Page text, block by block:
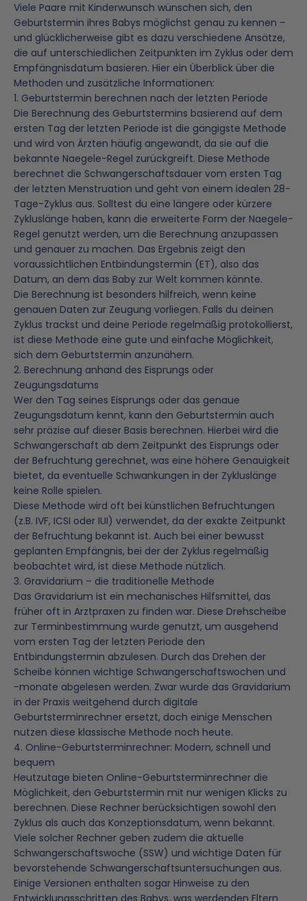
Viele Paare mit Kinderwunsch wünschen sich, den
Geburtstermin ihres Babys möglichst genau zu kennen –
und glücklicherweise gibt es dazu verschiedene Ansätze,
die auf unterschiedlichen Zeitpunkten im Zyklus oder dem
Empfängnisdatum basieren. Hier ein Überblick über die
Methoden und zusätzliche Informationen:
1. Geburtstermin berechnen nach der letzten Periode
Die Berechnung des Geburtstermins basierend auf dem
ersten Tag der letzten Periode ist die gängigste Methode
und wird von Ärzten häufig angewandt, da sie auf die
bekannte Naegele-Regel zurückgreift. Diese Methode
berechnet die Schwangerschaftsdauer vom ersten Tag
der letzten Menstruation und geht von einem idealen 28-
Tage-Zyklus aus. Solltest du eine längere oder kürzere
Zykluslänge haben, kann die erweiterte Form der Naegele-
Regel genutzt werden, um die Berechnung anzupassen
und genauer zu machen. Das Ergebnis zeigt den
voraussichtlichen Entbindungstermin (ET), also das
Datum, an dem das Baby zur Welt kommen könnte.
Die Berechnung ist besonders hilfreich, wenn keine
genauen Daten zur Zeugung vorliegen. Falls du deinen
Zyklus trackst und deine Periode regelmäßig protokollierst,
ist diese Methode eine gute und einfache Möglichkeit,
sich dem Geburtstermin anzunähern.
2. Berechnung anhand des Eisprungs oder
Zeugungsdatums
Wer den Tag seines Eisprungs oder das genaue
Zeugungsdatum kennt, kann den Geburtstermin auch
sehr präzise auf dieser Basis berechnen. Hierbei wird die
Schwangerschaft ab dem Zeitpunkt des Eisprungs oder
der Befruchtung gerechnet, was eine höhere Genauigkeit
bietet, da eventuelle Schwankungen in der Zykluslänge
keine Rolle spielen.
Diese Methode wird oft bei künstlichen Befruchtungen
(z.B. IVF, ICSI oder IUI) verwendet, da der exakte Zeitpunkt
der Befruchtung bekannt ist. Auch bei einer bewusst
geplanten Empfängnis, bei der der Zyklus regelmäßig
beobachtet wird, ist diese Methode nützlich.
3. Gravidarium – die traditionelle Methode
Das Gravidarium ist ein mechanisches Hilfsmittel, das
früher oft in Arztpraxen zu finden war. Diese Drehscheibe
zur Terminbestimmung wurde genutzt, um ausgehend
vom ersten Tag der letzten Periode den
Entbindungstermin abzulesen. Durch das Drehen der
Scheibe können wichtige Schwangerschaftswochen und
-monate abgelesen werden. Zwar wurde das Gravidarium
in der Praxis weitgehend durch digitale
Geburtsterminrechner ersetzt, doch einige Menschen
nutzen diese klassische Methode noch heute.
4. Online-Geburtsterminrechner: Modern, schnell und
bequem
Heutzutage bieten Online-Geburtsterminrechner die
Möglichkeit, den Geburtstermin mit nur wenigen Klicks zu
berechnen. Diese Rechner berücksichtigen sowohl den
Zyklus als auch das Konzeptionsdatum, wenn bekannt.
Viele solcher Rechner geben zudem die aktuelle
Schwangerschaftswoche (SSW) und wichtige Daten für
bevorstehende Schwangerschaftsuntersuchungen aus.
Einige Versionen enthalten sogar Hinweise zu den